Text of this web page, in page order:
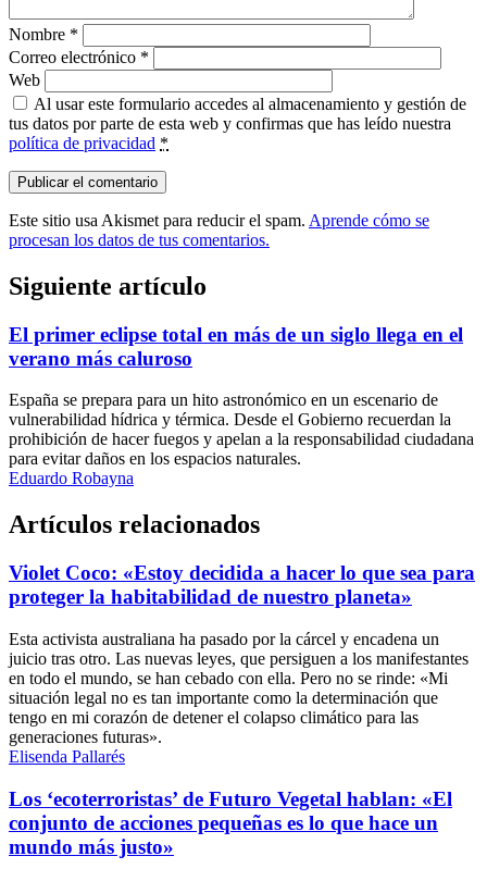
Nombre *
Correo electrónico *
Web
Al usar este formulario accedes al almacenamiento y gestión de
tus datos por parte de esta web y confirmas que has leído nuestra
política de privacidad *
Este sitio usa Akismet para reducir el spam. Aprende cómo se
procesan los datos de tus comentarios.
Siguiente artículo
El primer eclipse total en más de un siglo llega en el
verano más caluroso
España se prepara para un hito astronómico en un escenario de
vulnerabilidad hídrica y térmica. Desde el Gobierno recuerdan la
prohibición de hacer fuegos y apelan a la responsabilidad ciudadana
para evitar daños en los espacios naturales.
Eduardo Robayna
Artículos relacionados
Violet Coco: «Estoy decidida a hacer lo que sea para
proteger la habitabilidad de nuestro planeta»
Esta activista australiana ha pasado por la cárcel y encadena un
juicio tras otro. Las nuevas leyes, que persiguen a los manifestantes
en todo el mundo, se han cebado con ella. Pero no se rinde: «Mi
situación legal no es tan importante como la determinación que
tengo en mi corazón de detener el colapso climático para las
generaciones futuras».
Elisenda Pallarés
Los ‘ecoterroristas’ de Futuro Vegetal hablan: «El
conjunto de acciones pequeñas es lo que hace un
mundo más justo»